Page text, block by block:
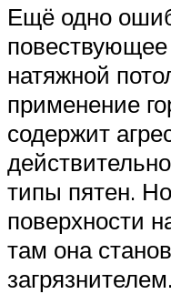
Ещё одно
натяжной
применение
содержит
типы пятен.
поверхности
там она
загрязнителем.